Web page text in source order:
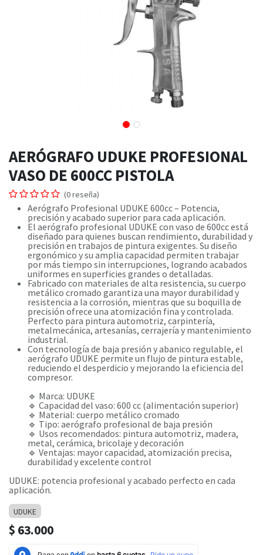
AERÓGRAFO UDUKE PROFESIONAL
VASO DE 600CC PISTOLA
(0 reseña)
Aerógrafo Profesional UDUKE 600cc – Potencia,
precisión y acabado superior para cada aplicación.
El aerógrafo profesional UDUKE con vaso de 600cc está
diseñado para quienes buscan rendimiento, durabilidad y
precisión en trabajos de pintura exigentes. Su diseño
ergonómico y su amplia capacidad permiten trabajar
por más tiempo sin interrupciones, logrando acabados
uniformes en superficies grandes o detalladas.
Fabricado con materiales de alta resistencia, su cuerpo
metálico cromado garantiza una mayor durabilidad y
resistencia a la corrosión, mientras que su boquilla de
precisión ofrece una atomización fina y controlada.
Perfecto para pintura automotriz, carpintería,
metalmecánica, artesanías, cerrajería y mantenimiento
industrial.
Con tecnología de baja presión y abanico regulable, el
aerógrafo UDUKE permite un flujo de pintura estable,
reduciendo el desperdicio y mejorando la eficiencia del
compresor.
🔹 Marca: UDUKE
🔹 Capacidad del vaso: 600 cc (alimentación superior)
🔹 Material: cuerpo metálico cromado
🔹 Tipo: aerógrafo profesional de baja presión
🔹 Usos recomendados: pintura automotriz, madera,
metal, cerámica, bricolaje y decoración
🔹 Ventajas: mayor capacidad, atomización precisa,
durabilidad y excelente control
UDUKE: potencia profesional y acabado perfecto en cada
aplicación.
UDUKE
$ 63.000